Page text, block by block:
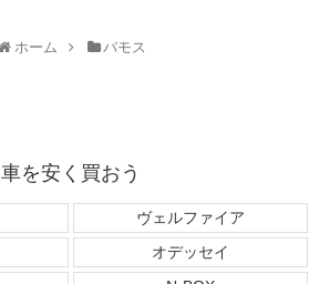
ホーム バモス
車を安く買おう
ヴェルファイア
オデッセイ